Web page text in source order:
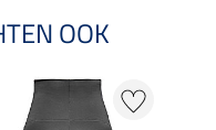
OOK